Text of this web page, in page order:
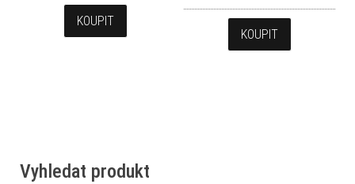
KOUPIT
KOUPIT
Vyhledat produkt